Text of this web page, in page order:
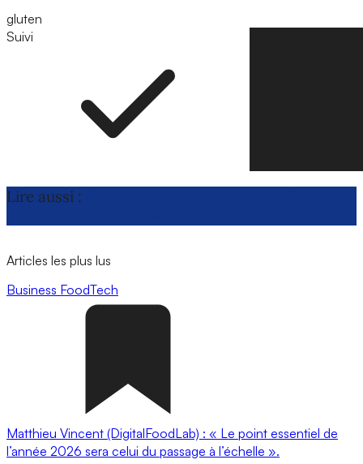
gluten
Suivi
Lire aussi :
Articles les plus lus
Business FoodTech
Matthieu Vincent (DigitalFoodLab) : « Le point essentiel de
l’année 2026 sera celui du passage à l’échelle ».